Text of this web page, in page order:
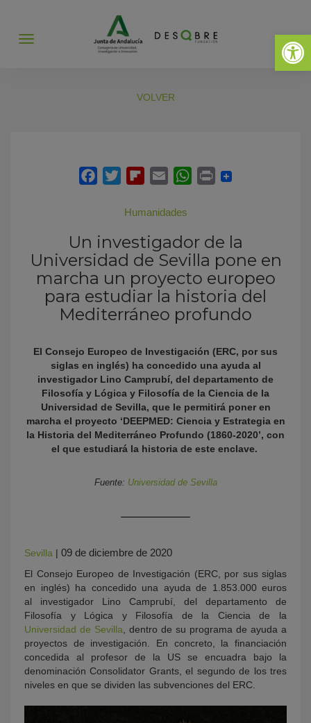
Abrir
Abrir
VOLVER
Humanidades
Un investigador de la
Universidad de Sevilla pone en
marcha un proyecto europeo
para estudiar la historia del
Mediterráneo profundo
El Consejo Europeo de Investigación (ERC, por sus
siglas en inglés) ha concedido una ayuda al
investigador Lino Camprubí, del departamento de
Filosofía y Lógica y Filosofía de la Ciencia de la
Universidad de Sevilla, que le permitirá poner en
marcha el proyecto ‘DEEPMED: Ciencia y Estrategia en
la Historia del Mediterráneo Profundo (1860-2020’, con
el que estudiará la historia de este enclave.
Fuente: Universidad de Sevilla
Sevilla | 09 de diciembre de 2020
El Consejo Europeo de Investigación (ERC, por sus siglas
en inglés) ha concedido una ayuda de 1.853.000 euros
al investigador Lino Camprubí, del departamento de
Filosofía y Lógica y Filosofía de la Ciencia de la
Universidad de Sevilla , dentro de su programa de ayuda a
proyectos de investigación. En concreto, la financiación
concedida al profesor de la US se encuadra bajo la
denominación Consolidator Grants, el segundo de los tres
niveles en que se dividen las subvenciones del ERC.